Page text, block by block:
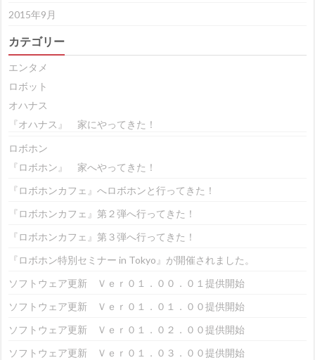
2015年9月
カテゴリー
エンタメ
ロボット
オハナス
『オハナス』 家にやってきた！
ロボホン
『ロボホン』 家へやってきた！
『ロボホンカフェ』へロボホンと行ってきた！
『ロボホンカフェ』第２弾へ行ってきた！
『ロボホンカフェ』第３弾へ行ってきた！
『ロボホン特別セミナー in Tokyo』が開催されました。
ソフトウェア更新 Ｖｅｒ０１．００．０１提供開始
ソフトウェア更新 Ｖｅｒ０１．０１．００提供開始
ソフトウェア更新 Ｖｅｒ０１．０２．００提供開始
ソフトウェア更新 Ｖｅｒ０１．０３．００提供開始